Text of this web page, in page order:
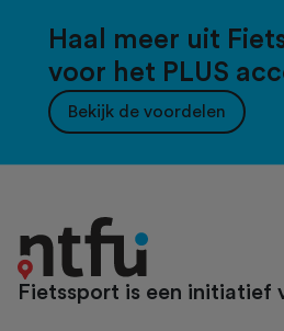
Haal meer uit
voor het PLUS
Bekijk de voordelen
Fietssport is een initiatief